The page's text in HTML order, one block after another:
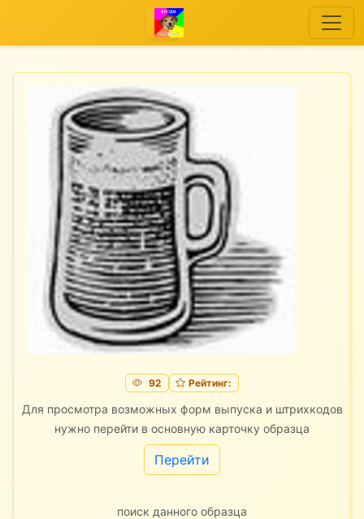
92 Рейтинг:
Для просмотра возможных форм выпуска и штрихкодов
нужно перейти в основную карточку образца
Перейти
поиск данного образца